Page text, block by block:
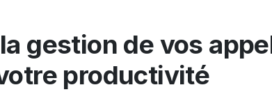
gestion de vos
productivité